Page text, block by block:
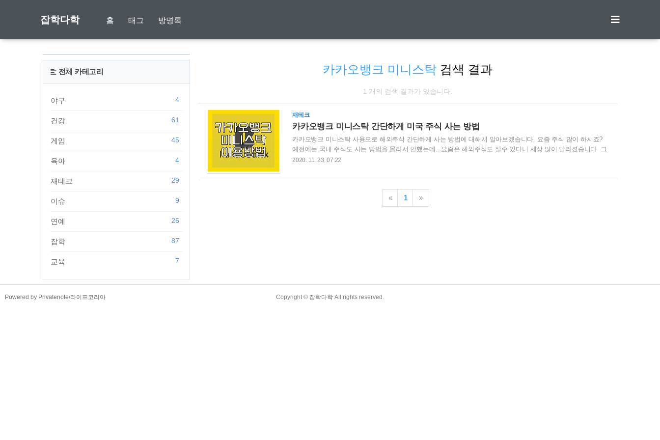
잡학다학 홈 태그 방명록
카카오뱅크 미니스탁검색 결과
1 개의 검색 결과가 있습니다.
재테크
카카오뱅크 미니스탁 간단하게 미국 주식 사는 방법
카카오뱅크 미니스탁 사용으로 해외주식 간단하게 사는 방법에 대해서 알아보겠습니다. 요즘 주식 많이 하시죠?
예전에는 국내 주식도 사는 방법을 몰라서 안했는데,, 요즘은 해외주식도 살수 있다니 세상 많이 달라졌습니다. 그
런데 해외주식을 하려면 환전도 해야하고 수수료도 있고 어떻게 사야하는지 어려운데요. 해외주식을 가장 쉽고 소
미니스탁 사용요즘 카카오뱅크 많이 이용하시죠? 한국투자증권과 협업하여 좀 더 쉽고 빠르게 간단하게 주식거래
를 할 수 있도록 연결되었습니다. 카카오뱅크 화면에서 오른쪽하단 점세개 메뉴를 선택해주세요. 메뉴 중에 '해외
주식 투자'를 선택해 주세요. 처음이용하시는 분들은 가입을 ..
2020. 11. 23. 07:22
« 1 »
전체 카테고리
야구 4
건강 61
게임 45
육아 4
재테크 29
이슈 9
연예 26
잡학 87
교육 7
Powered by Privatenote/라이프코리아 Copyright © 잡학다학 All rights reserved.
TistoryWhaleSkin3.4